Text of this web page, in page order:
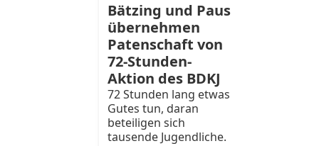
Bätzing und Paus
übernehmen
Patenschaft von
72-Stunden-
Aktion des BDKJ
72 Stunden lang etwas
Gutes tun, daran
beteiligen sich
tausende Jugendliche.